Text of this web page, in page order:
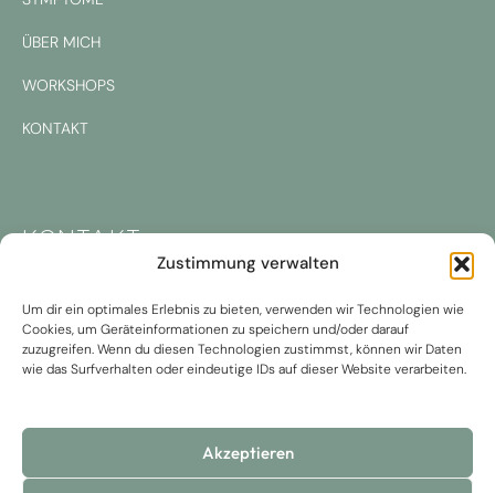
Zustimmung verwalten
Um dir ein optimales Erlebnis zu bieten, verwenden wir Technologien wie
Cookies, um Geräteinformationen zu speichern und/oder darauf
zuzugreifen. Wenn du diesen Technologien zustimmst, können wir Daten
wie das Surfverhalten oder eindeutige IDs auf dieser Website verarbeiten.
Akzeptieren
ÜBER MICH
WORKSHOPS
KONTAKT
KONTAKT
T. +43 664 84 15 350
M. praxis@dinnewitzer.at